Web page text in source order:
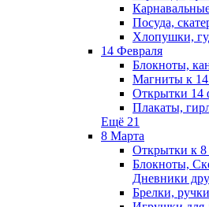
Посуда,
Хлопушки,
14 Февраля
Блокноты,
Магниты к 14
Открытки 14
Плакаты,
Ещё 21
8 Марта
Открытки к 8
Блокноты,
Дневники
Брелки,